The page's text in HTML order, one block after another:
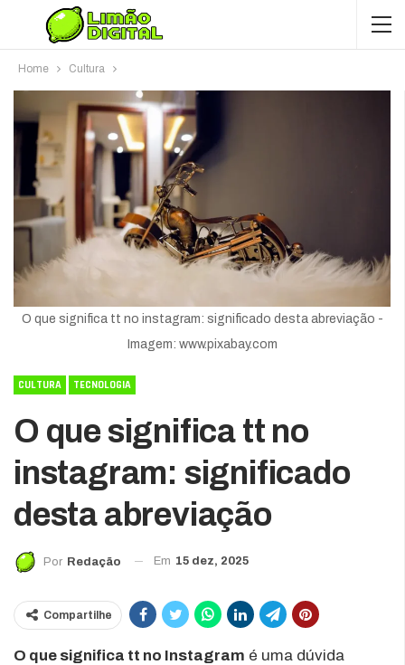
Home Cultura
O que significa tt no instagram: significado desta abreviação -
Imagem: www.pixabay.com
CULTURA TECNOLOGIA
O que significa tt no
instagram: significado
desta abreviação
Por Redação Em 15 dez, 2025
Compartilhe
O que significa tt no Instagram é uma dúvida